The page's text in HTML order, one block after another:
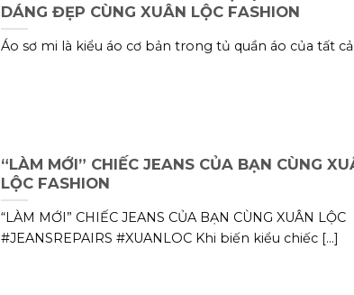
DÁNG ĐẸP CÙNG XUÂN LỘC FASHION
Áo sơ mi là kiểu áo cơ bản trong tủ quần áo của tất cả
“LÀM MỚI” CHIẾC JEANS CỦA BẠN CÙNG
LỘC FASHION
“LÀM MỚI” CHIẾC JEANS CỦA BẠN CÙNG XUÂN LỘC
#JEANSREPAIRS #XUANLOC Khi biến kiểu chiếc [...]